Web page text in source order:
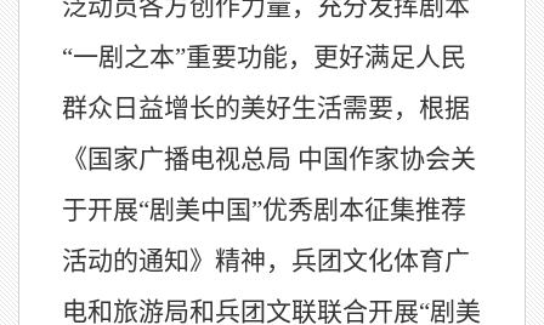
泛动员各方创作力量，充分发挥剧本
“一剧之本”重要功能，更好满足人民
群众日益增长的美好生活需要， 根据
《国家广播电视总局 中国作家协会关
于开展“剧美中国”优秀剧本征集推荐
活动的通知》精神，兵团文化体育广
电和旅游局和兵团文联联合开展“剧美